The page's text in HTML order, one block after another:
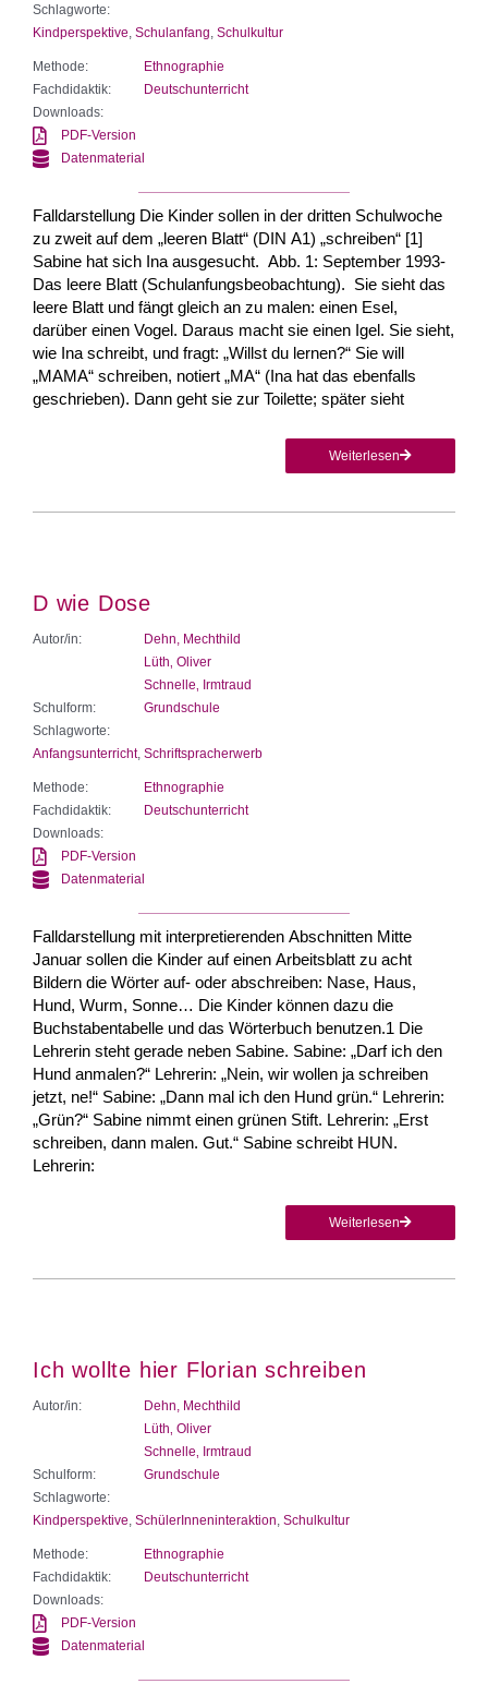
Schlagworte:
Kindperspektive Schulanfang Schulkultur
Methode:
Ethnographie
Fachdidaktik:
Deutschunterricht
Downloads:
PDF-Version
Datenmaterial
Falldarstellung Die Kinder sollen in der dritten Schulwoche
zu zweit auf dem „leeren Blatt“ (DIN A1) „schreiben“ [1]
Sabine hat sich Ina ausgesucht. Abb. 1: September 1993-
Das leere Blatt (Schulanfungsbeobachtung). Sie sieht das
leere Blatt und fängt gleich an zu malen: einen Esel,
darüber einen Vogel. Daraus macht sie einen Igel. Sie sieht,
wie Ina schreibt, und fragt: „Willst du lernen?“ Sie will
„MAMA“ schreiben, notiert „MA“ (Ina hat das ebenfalls
geschrieben). Dann geht sie zur Toilette; später sieht
Weiterlesen
D wie Dose
Autor/in:
Dehn, Mechthild
Lüth‚ Oliver
Schnelle‚ Irmtraud
Schulform:
Grundschule
Schlagworte:
Anfangsunterricht, Schriftspracherwerb
Methode:
Ethnographie
Fachdidaktik:
Deutschunterricht
Downloads:
PDF-Version
Datenmaterial
Falldarstellung mit interpretierenden Abschnitten Mitte
Januar sollen die Kinder auf einen Arbeitsblatt zu acht
Bildern die Wörter auf- oder abschreiben: Nase, Haus,
Hund, Wurm, Sonne… Die Kinder können dazu die
Buchstabentabelle und das Wörterbuch benutzen.1 Die
Lehrerin steht gerade neben Sabine. Sabine: „Darf ich den
Hund anmalen?“ Lehrerin: „Nein, wir wollen ja schreiben
jetzt, ne!“ Sabine: „Dann mal ich den Hund grün.“ Lehrerin:
„Grün?“ Sabine nimmt einen grünen Stift. Lehrerin: „Erst
schreiben, dann malen. Gut.“ Sabine schreibt HUN.
Lehrerin:
Weiterlesen
Ich wollte hier Florian schreiben
Autor/in:
Dehn, Mechthild
Lüth‚ Oliver
Schnelle‚ Irmtraud
Schulform:
Grundschule
Schlagworte:
Kindperspektive SchülerInneninteraktion Schulkultur
Methode:
Ethnographie
Fachdidaktik:
Deutschunterricht
Downloads:
PDF-Version
Datenmaterial